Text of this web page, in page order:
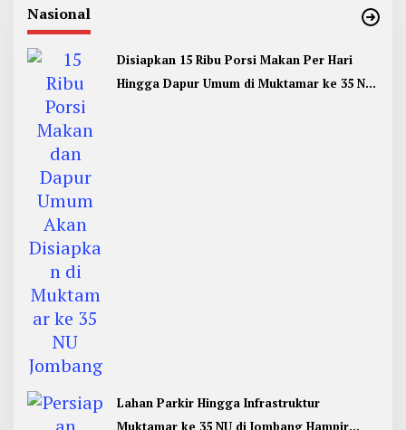
Nasional
Disiapkan 15 Ribu Porsi Makan Per Hari
Hingga Dapur Umum di Muktamar ke 35 NU
Lahan Parkir Hingga Infrastruktur
Muktamar ke 35 NU di Jombang Hampir